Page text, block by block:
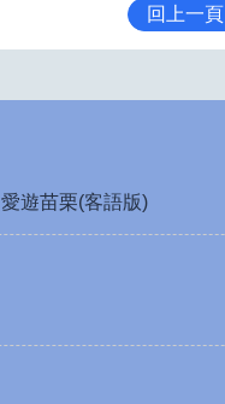
回上一頁
愛遊苗栗(客語版)